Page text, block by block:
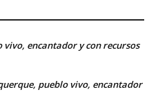
encantador y con recursos
pueblo vivo, encantador